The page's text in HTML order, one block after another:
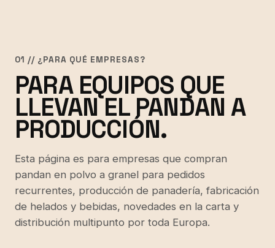
01 // ¿PARA QUÉ EMPRESAS?
PARA EQUIPOS QUE
LLEVAN EL PANDAN A
PRODUCCIÓN.
Esta página es para empresas que compran
pandan en polvo a granel para pedidos
recurrentes, producción de panadería, fabricación
de helados y bebidas, novedades en la carta y
distribución multipunto por toda Europa.